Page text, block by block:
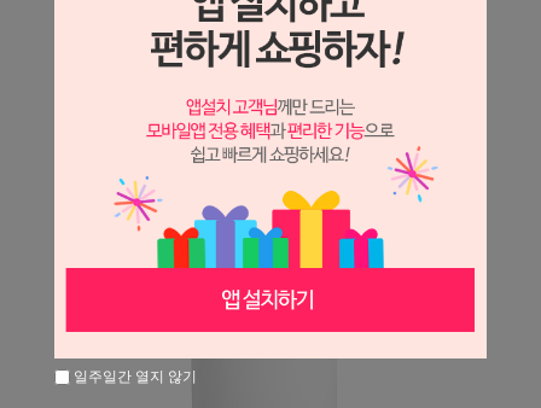
일주일간 열지 않기